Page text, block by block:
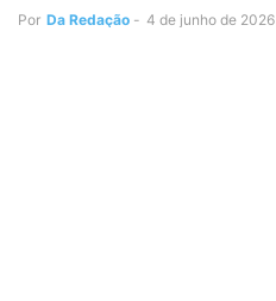
Por Da Redação - 4 de junho de 2026